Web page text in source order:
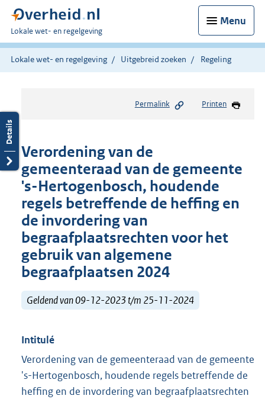
Menu
U
bent
hier:
Lokale wet- en regelgeving
Lokale wet- en regelgeving Uitgebreid zoeken Regeling
Permalink Printen
Verordening van de
gemeenteraad van de gemeente
's-Hertogenbosch, houdende
regels betreffende de heffing en
de invordering van
begraafplaatsrechten voor het
gebruik van algemene
begraafplaatsen 2024
Geldend van 09-12-2023 t/m 25-11-2024
Intitulé
Verordening van de gemeenteraad van de gemeente
's-Hertogenbosch, houdende regels betreffende de
heffing en de invordering van begraafplaatsrechten